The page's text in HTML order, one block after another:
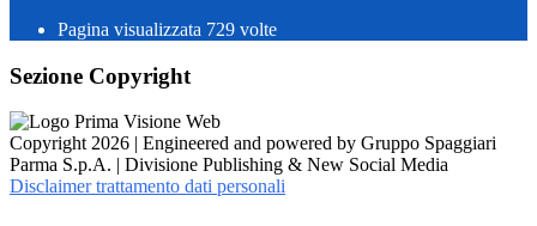
Pagina visualizzata 729 volte
Sezione Copyright
Copyright 2026 | Engineered and powered by Gruppo Spaggiari
Parma S.p.A. | Divisione Publishing & New Social Media
Disclaimer trattamento dati personali